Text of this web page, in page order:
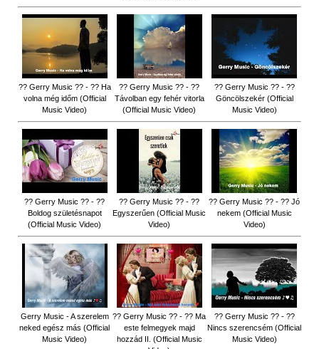
?? Gerry Music ?? - ?? Ha
volna még időm (Official
Music Video)
?? Gerry Music ?? - ??
Távolban egy fehér vitorla
(Official Music Video)
?? Gerry Music ?? - ??
Göncölszekér (Official
Music Video)
?? Gerry Music ?? - ??
Boldog születésnapot
(Official Music Video)
?? Gerry Music ?? - ??
Egyszerűen (Official Music
Video)
?? Gerry Music ?? - ?? Jó
nekem (Official Music
Video)
Gerry Music - A szerelem
neked egész más (Official
Music Video)
?? Gerry Music ?? - ?? Ma
este felmegyek majd
hozzád II. (Official Music
?? Gerry Music ?? - ??
Nincs szerencsém (Official
Music Video)